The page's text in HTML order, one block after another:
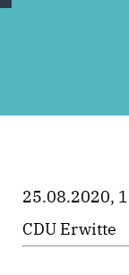
25.08.2020,
CDU Erwitte